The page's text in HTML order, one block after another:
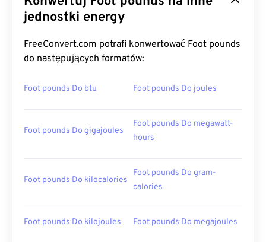
jednostki energy
FreeConvert.com potrafi konwertować Foot pounds
do następujących formatów:
Foot pounds Do btu Foot pounds Do joules
Foot pounds Do gigajoules
Foot pounds Do megawatt-
hours
Foot pounds Do kilocalories
Foot pounds Do gram-
calories
Foot pounds Do kilojoules Foot pounds Do megajoules